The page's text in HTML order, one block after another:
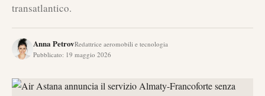
transatlantico.
Anna PetrovRedattrice aeromobili e tecnologia
Pubblicato: 19 maggio 2026